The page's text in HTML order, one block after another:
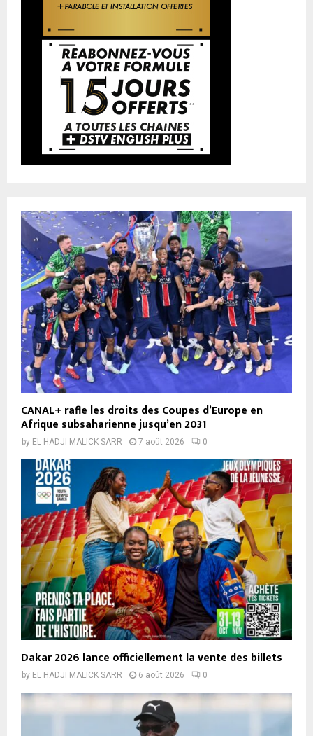
CANAL+ rafle les droits des Coupes d’Europe en
Afrique subsaharienne jusqu’en 2031
by EL HADJI MALICK SARR 7 août 2026 0
Dakar 2026 lance officiellement la vente des billets
by EL HADJI MALICK SARR 6 août 2026 0